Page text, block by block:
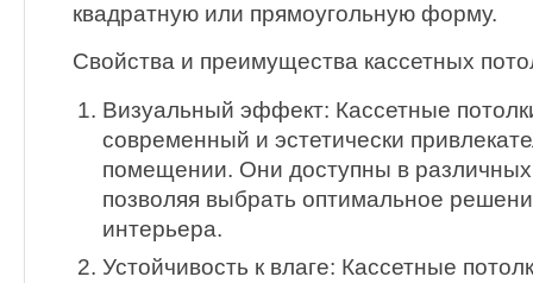
квадратную или прямоугольную форму.
Свойства и преимущества кассетных
Визуальный эффект: Кассетные
современный и эстетически
помещении. Они доступны в различных
позволяя выбрать оптимальное
интерьера.
Устойчивость к влаге: Кассетные